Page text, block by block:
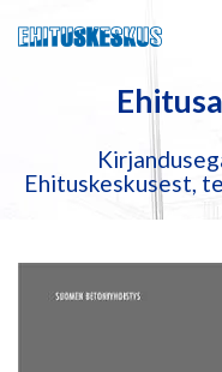
Ehituskeskusest,